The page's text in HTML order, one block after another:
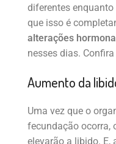
diferentes
que isso é
alterações
nesses dias.
Aumento da
Uma vez que o
fecundação ocorra,
elevarão a libido.